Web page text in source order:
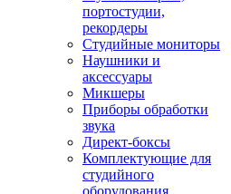
портостудии,
рекордеры
Студийные мониторы
Наушники и
аксессуары
Микшеры
Приборы обработки
звука
Директ-боксы
Комплектующие для
студийного
оборудования